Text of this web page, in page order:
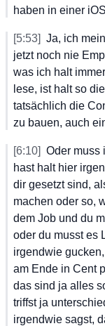
haben in einer
[5:53] Ja, ich
jetzt noch nie
was ich halt immer
lese, ist halt so die
tatsächlich die
zu bauen, auch
[6:10] Oder muss
hast halt hier
dir gesetzt sind,
machen oder so,
dem Job und du
oder du musst es
irgendwie gucken,
am Ende in Cent
das sind ja alles
triffst ja
irgendwie sagst,